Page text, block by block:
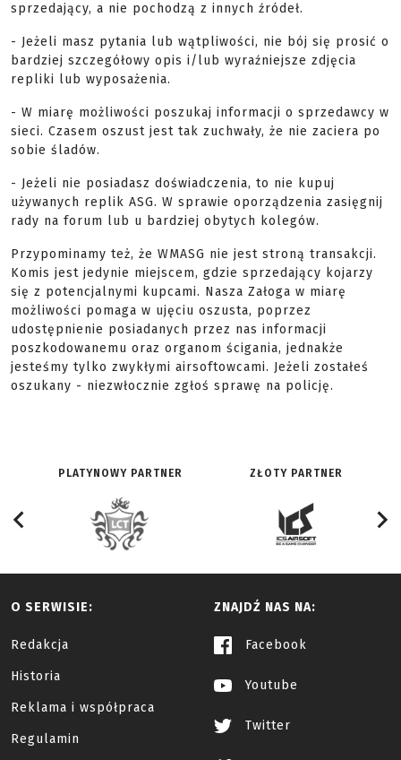
sprzedający, a nie pochodzą z innych źródeł.
- Jeżeli masz pytania lub wątpliwości, nie bój się prosić o
bardziej szczegółowy opis i/lub wyraźniejsze zdjęcia
repliki lub wyposażenia.
- W miarę możliwości poszukaj informacji o sprzedawcy w
sieci. Czasem oszust jest tak zuchwały, że nie zaciera po
sobie śladów.
- Jeżeli nie posiadasz doświadczenia, to nie kupuj
używanych replik ASG. W sprawie oporządzenia zasięgnij
rady na forum lub u bardziej obytych kolegów.
Przypominamy też, że WMASG nie jest stroną transakcji.
Komis jest jedynie miejscem, gdzie sprzedający kojarzy
się z potencjalnymi kupcami. Nasza Załoga w miarę
możliwości pomaga w ujęciu oszusta, poprzez
udostępnienie posiadanych przez nas informacji
poszkodowanemu oraz organom ścigania, jednakże
jesteśmy tylko zwykłymi airsoftowcami. Jeżeli zostałeś
oszukany - niezwłocznie zgłoś sprawę na policję.
PLATYNOWY PARTNER ZŁOTY PARTNER
O SERWISIE:
Redakcja
Historia
Reklama i współpraca
Regulamin
ZNAJDŹ NAS NA:
Facebook
Youtube
Twitter